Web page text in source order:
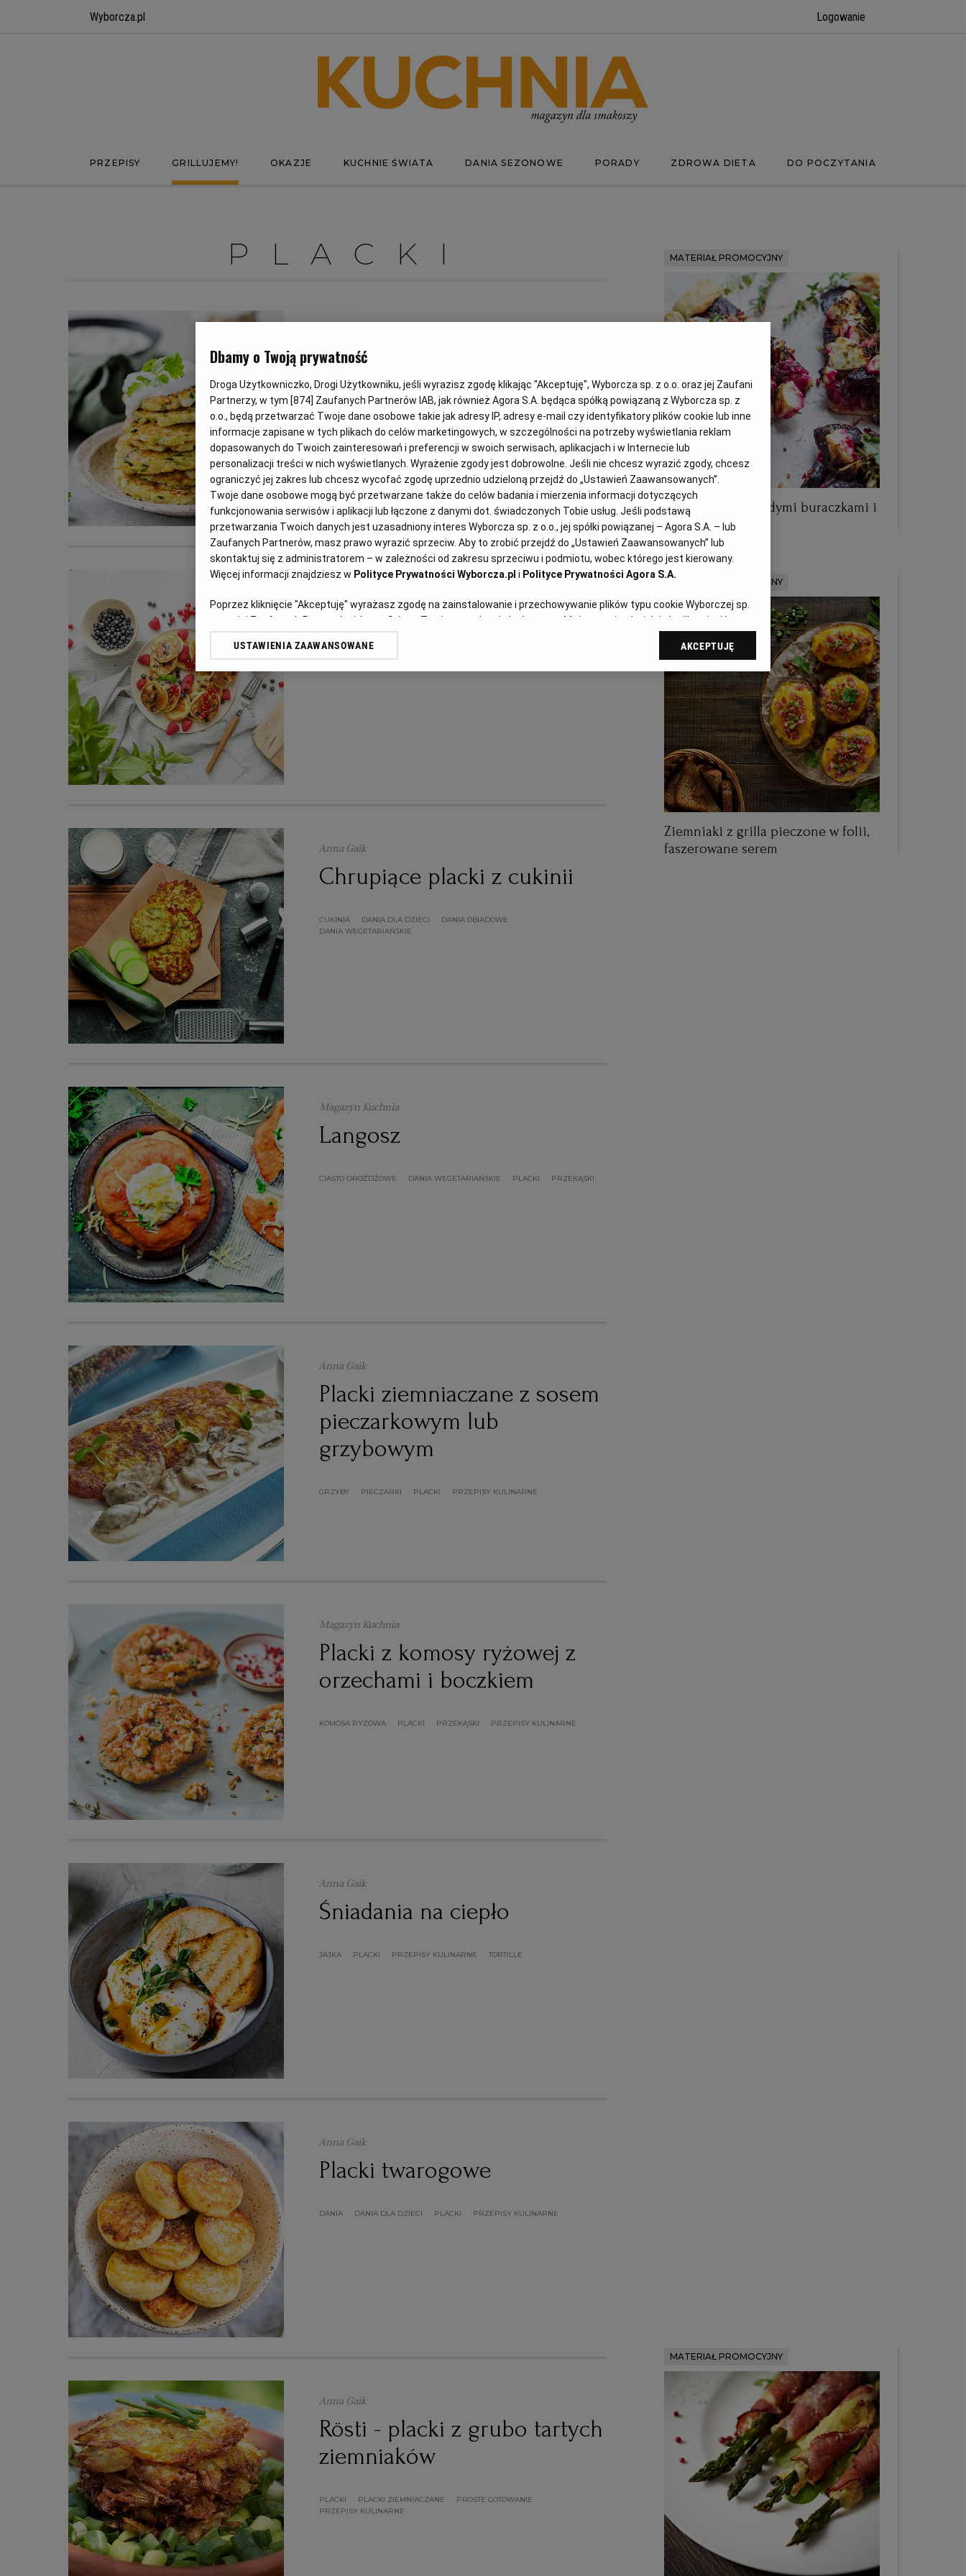
Wyborcza.pl Logowanie
PRZEPISY GRILLUJEMY! OKAZJE KUCHNIE ŚWIATA DANIA SEZONOWE PORADY ZDROWA DIETA DO POCZYTANIA
PLACKI
Placki z cukinii
CUKINIA KOLACJA PLACKI PLACKI Z CUKINII
Placki z ricottą z jagodami
JAGODY OWOCE
Anna Gaik
Chrupiące placki z cukinii
CUKINIA DANIA DLA DZIECI
DANIA OBIADOWE
DANIA WEGETARIAŃSKIE
Magazyn Kuchnia
Langosz
CIASTO DROŻDŻOWE DANIA WEGETARIAŃSKIE PLACKI PRZEKĄSKI
Anna Gaik
Placki ziemniaczane z sosem
pieczarkowym lub
grzybowym
GRZYBY PIECZARKI PLACKI PRZEPISY KULINARNE
Magazyn Kuchnia
Placki z komosy ryżowej z
orzechami i boczkiem
KOMOSA RYŻOWA PLACKI PRZEKĄSKI PRZEPISY KULINARNE
Anna Gaik
Śniadania na ciepło
JAJKA PLACKI PRZEPISY KULINARNE TORTILLE
Anna Gaik
Placki twarogowe
DANIA DANIA DLA DZIECI PLACKI PRZEPISY KULINARNE
Anna Gaik
Rösti - placki z grubo tartych
ziemniaków
PLACKI PLACKI ZIEMNIACZANE
PROSTE GOTOWANIE
PRZEPISY KULINARNE
MATERIAŁ PROMOCYJNY
Letnia tarta z młodymi buraczkami i
serem
MATERIAŁ PROMOCYJNY
Ziemniaki z grilla pieczone w folii,
faszerowane serem
MATERIAŁ PROMOCYJNY
Dbamy o Twoją prywatność
Droga Użytkowniczko, Drogi Użytkowniku, jeśli wyrazisz zgodę klikając "Akceptuję", Wyborcza sp. z o.o. oraz jej Zaufani
Partnerzy, w tym [874] Zaufanych Partnerów IAB, jak również Agora S.A. będąca spółką powiązaną z Wyborcza sp. z
o.o., będą przetwarzać Twoje dane osobowe takie jak adresy IP, adresy e-mail czy identyfikatory plików cookie lub inne
informacje zapisane w tych plikach do celów marketingowych, w szczególności na potrzeby wyświetlania reklam
dopasowanych do Twoich zainteresowań i preferencji w swoich serwisach, aplikacjach i w Internecie lub
personalizacji treści w nich wyświetlanych. Wyrażenie zgody jest dobrowolne. Jeśli nie chcesz wyrazić zgody, chcesz
ograniczyć jej zakres lub chcesz wycofać zgodę uprzednio udzieloną przejdź do „Ustawień Zaawansowanych”.
Twoje dane osobowe mogą być przetwarzane także do celów badania i mierzenia informacji dotyczących
funkcjonowania serwisów i aplikacji lub łączone z danymi dot. świadczonych Tobie usług. Jeśli podstawą
przetwarzania Twoich danych jest uzasadniony interes Wyborcza sp. z o.o., jej spółki powiązanej – Agora S.A. – lub
Zaufanych Partnerów, masz prawo wyrazić sprzeciw. Aby to zrobić przejdź do „Ustawień Zaawansowanych” lub
skontaktuj się z administratorem – w zależności od zakresu sprzeciwu i podmiotu, wobec którego jest kierowany.
Więcej informacji znajdziesz w Polityce Prywatności Wyborcza.pl i Polityce Prywatności Agora S.A.
Poprzez kliknięcie "Akceptuję" wyrażasz zgodę na zainstalowanie i przechowywanie plików typu cookie Wyborczej sp.
z o. o. jej Zaufanych Partnerów i Agora S.A. na Twoim urządzeniu końcowym. Możesz też w każdej chwili zmienić
swoje preferencje dot. plików cookie, ponownie wywołując narzędzie do zarządzania Twoimi preferencjami dot.
przetwarzania danych poprzez odnośnik „Ustawienia prywatności” w stopce serwisu i przechodząc do sekcji
My, nasi Zaufani Partnerzy i Agora S.A. możemy przetwarzać dane osobowe w następujących celach:Użycie
dokładnych danych geolokalizacyjnych. Aktywne skanowanie charakterystyki urządzenia do celów identyfikacji.
Przechowywanie informacji na urządzeniu lub dostęp do nich. Spersonalizowane reklamy i treści, pomiar reklam i
treści, badnie odbiorców i ulepszanie usług.
USTAWIENIA ZAAWANSOWANE AKCEPTUJĘ